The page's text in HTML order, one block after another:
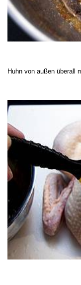
Huhn von außen überall